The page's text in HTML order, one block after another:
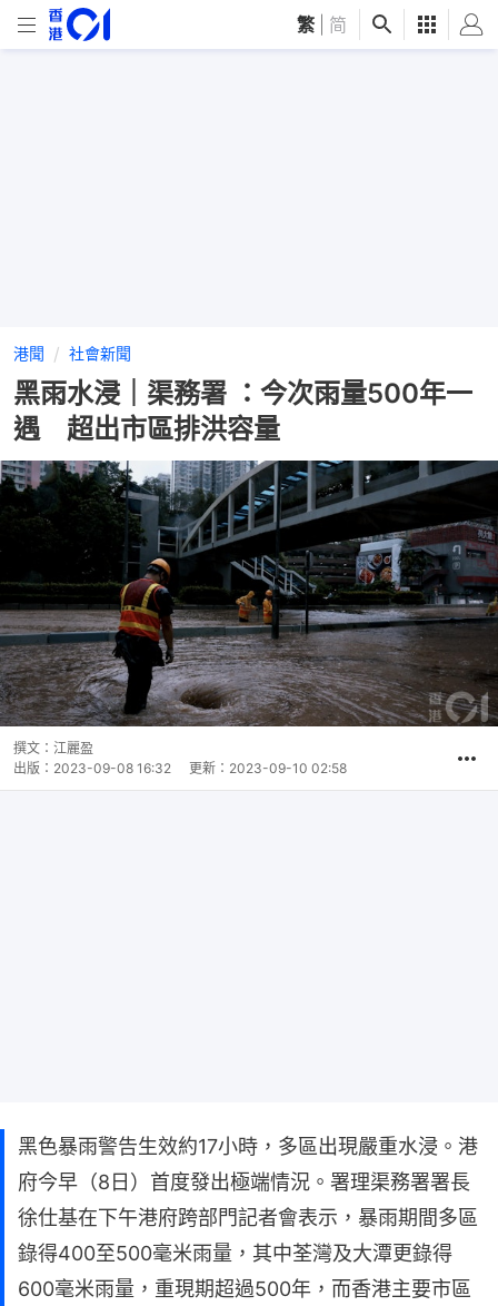
繁 简
港聞 社會新聞
黑雨水浸｜渠務署 ：今次雨量500年一
遇 超出市區排洪容量
撰文： 江麗盈
出版： 2023-09-08 16:32 更新： 2023-09-10 02:58
黑色暴雨警告生效約17小時，多區出現嚴重水浸。港
府今早（8日）首度發出極端情況。署理渠務署署長
徐仕基在下午港府跨部門記者會表示，暴雨期間多區
錄得400至500毫米雨量，其中荃灣及大潭更錄得
600毫米雨量，重現期超過500年，而香港主要市區